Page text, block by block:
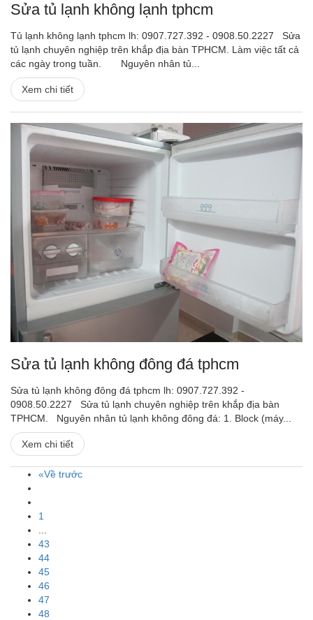
Sửa tủ lạnh không lạnh tphcm
Tủ lạnh không lạnh tphcm lh: 0907.727.392 - 0908.50.2227 Sửa
tủ lạnh chuyên nghiệp trên khắp địa bàn TPHCM. Làm việc tất cả
các ngày trong tuần. Nguyên nhân tủ...
Xem chi tiết
Sửa tủ lạnh không đông đá tphcm
Sửa tủ lạnh không đông đá tphcm lh: 0907.727.392 -
0908.50.2227 Sửa tủ lạnh chuyên nghiệp trên khắp địa bàn
TPHCM. Nguyên nhân tủ lạnh không đông đá: 1. Block (máy...
Xem chi tiết
«Về trước
1
43
44
45
46
47
48